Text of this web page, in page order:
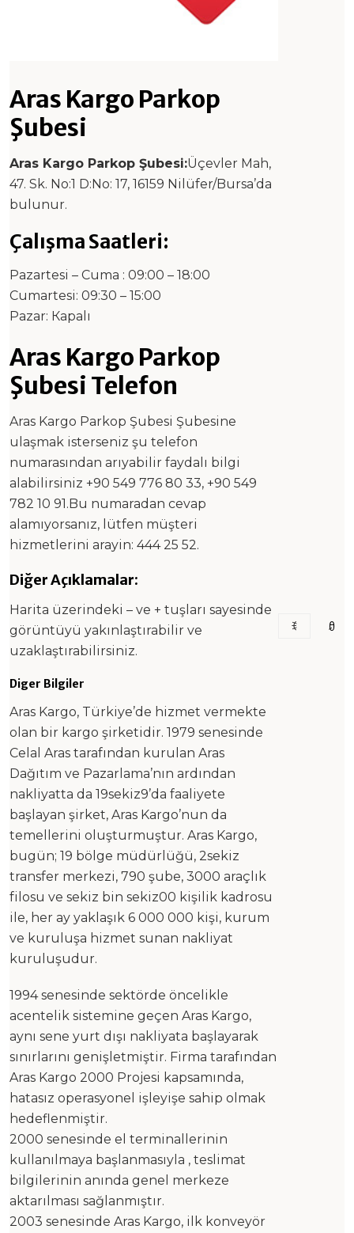
Aras Kargo Parkop
Şubesi
Aras Kargo Parkop Şubesi:Üçevler Mah,
47. Sk. No:1 D:No: 17, 16159 Nilüfer/Bursa’da
bulunur.
Çalışma Saatleri:
Pazartesi – Cuma : 09:00 – 18:00
Cumartesi: 09:30 – 15:00
Pazar: Каpalı
Aras Kargo Parkop
Şubesi Telefon
Aras Kargo Parkop Şubesi Şubesine
ulaşmak isterseniz şu telefon
numarasından arıyabilir faydalı bilgi
alabilirsiniz +90 549 776 80 33, +90 549
782 10 91.Bu numaradan cevap
alamıyorsanız, lütfen müşteri
hizmetlerini arayin: 444 25 52.
Diğer Açıklamalar:
Harita üzerindeki – ve + tuşları sayesinde
görüntüyü yakınlaştırabilir ve
uzaklaştırabilirsiniz.
Diger Bilgiler
Aras Kargo, Türkiye’de hizmet vermekte
olan bir kargo şirketidir. 1979 senesinde
Celal Aras tarafından kurulan Aras
Dağıtım ve Pazarlama’nın ardından
nakliyatta da 19sekiz9’da faaliyete
başlayan şirket, Aras Kargo’nun da
temellerini oluşturmuştur. Aras Kargo,
bugün; 19 bölge müdürlüğü, 2sekiz
transfer merkezi, 790 şube, 3000 araçlık
filosu ve sekiz bin sekiz00 kişilik kadrosu
ile, her ay yaklaşık 6 000 000 kişi, kurum
ve kuruluşa hizmet sunan nakliyat
kuruluşudur.
1994 senesinde sektörde öncelikle
acentelik sistemine geçen Aras Kargo,
aynı sene yurt dışı nakliyata başlayarak
sınırlarını genişletmiştir. Firma tarafından
Aras Kargo 2000 Projesi kapsamında,
hatasız operasyonel işleyişe sahip olmak
hedeflenmiştir.
2000 senesinde el terminallerinin
kullanılmaya başlanmasıyla , teslimat
bilgilerinin anında genel merkeze
aktarılması sağlanmıştır.
2003 senesinde Aras Kargo, ilk konveyör